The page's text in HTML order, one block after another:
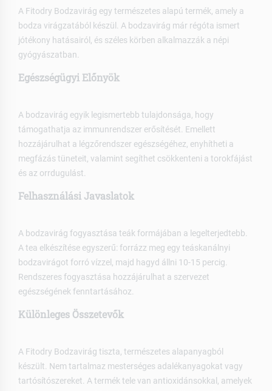
A Fitodry Bodzavirág egy természetes alapú termék, amely a
bodza virágzatából készül. A bodzavirág már régóta ismert
jótékony hatásairól, és széles körben alkalmazzák a népi
gyógyászatban.
Egészségügyi Előnyök
A bodzavirág egyik legismertebb tulajdonsága, hogy
támogathatja az immunrendszer erősítését. Emellett
hozzájárulhat a légzőrendszer egészségéhez, enyhítheti a
megfázás tüneteit, valamint segíthet csökkenteni a torokfájást
és az orrdugulást.
Felhasználási Javaslatok
A bodzavirág fogyasztása teák formájában a legelterjedtebb.
A tea elkészítése egyszerű: forrázz meg egy teáskanálnyi
bodzavirágot forró vízzel, majd hagyd állni 10-15 percig.
Rendszeres fogyasztása hozzájárulhat a szervezet
egészségének fenntartásához.
Különleges Összetevők
A Fitodry Bodzavirág tiszta, természetes alapanyagból
készült. Nem tartalmaz mesterséges adalékanyagokat vagy
tartósítószereket. A termék tele van antioxidánsokkal, amelyek